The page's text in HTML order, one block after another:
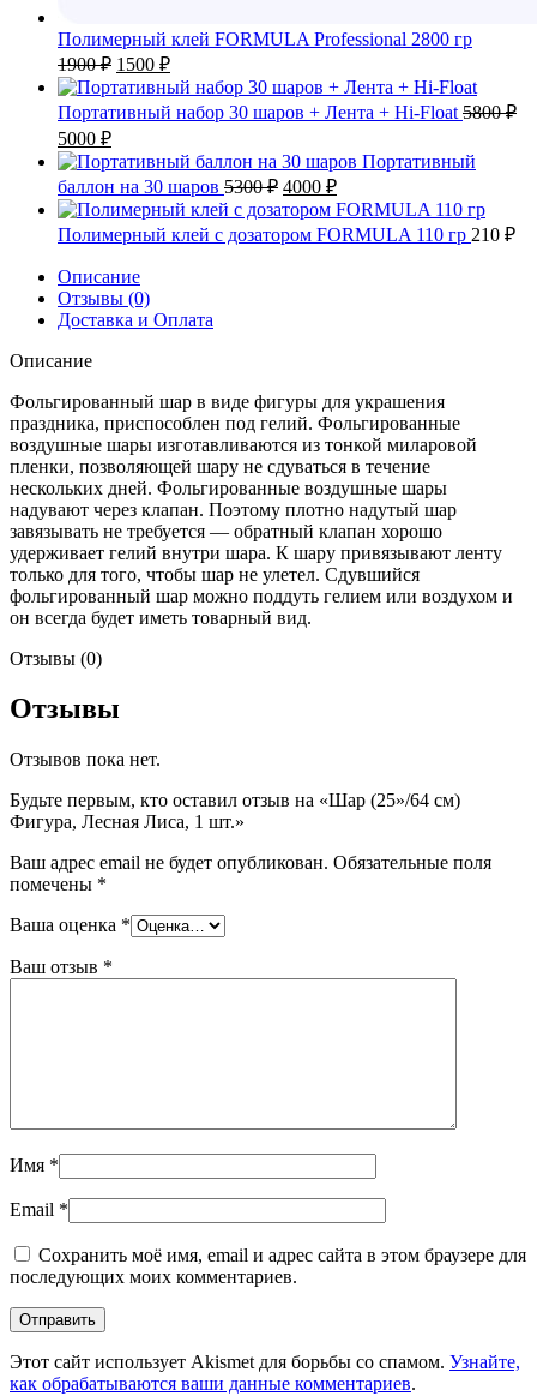
Полимерный клей FORMULA Professional 2800 гр
1900₽ Первоначальная
цена
составляла
1900 ₽.
1500 ₽Текущая
цена:
1500 ₽.
Портативный набор 30 шаров + Лента + Hi-Float 5800₽
Первоначальная
цена
составляла
5800 ₽.
5000 ₽Текущая
цена:
5000 ₽.
Портативный
баллон на 30 шаров 5300₽ Первоначальная
цена
составляла
5300 ₽.
4000 ₽Текущая
цена:
4000 ₽.
Полимерный клей с дозатором FORMULA 110 гр 210 ₽
Описание
Отзывы (0)
Доставка и Оплата
Описание
Фольгированный шар в виде фигуры для украшения
праздника, приспособлен под гелий. Фольгированные
воздушные шары изготавливаются из тонкой миларовой
пленки, позволяющей шару не сдуваться в течение
нескольких дней. Фольгированные воздушные шары
надувают через клапан. Поэтому плотно надутый шар
завязывать не требуется — обратный клапан хорошо
удерживает гелий внутри шара. К шару привязывают ленту
только для того, чтобы шар не улетел. Сдувшийся
фольгированный шар можно поддуть гелием или воздухом и
он всегда будет иметь товарный вид.
Отзывы (0)
Отзывы
Отзывов пока нет.
Будьте первым, кто оставил отзыв на «Шар (25»/64 см)
Фигура, Лесная Лиса, 1 шт.»
Ваш адрес email не будет опубликован. Обязательные поля
помечены *
Ваша оценка *
Ваш отзыв *
Имя *
Email *
Сохранить моё имя, email и адрес сайта в этом браузере для
последующих моих комментариев.
Этот сайт использует Akismet для борьбы со спамом. Узнайте,
как обрабатываются ваши данные комментариев.